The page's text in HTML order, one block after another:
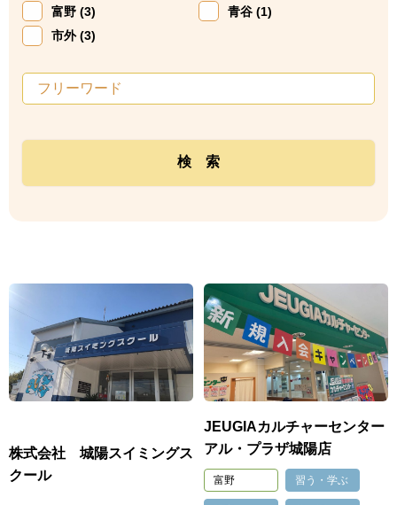
富野 (3)
青谷 (1)
市外 (3)
株式会社 城陽スイミングス
クール
JEUGIAカルチャーセンター
アル・プラザ城陽店
富野 習う・学ぶ